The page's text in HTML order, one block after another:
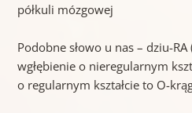
półkuli mózgowej
Podobne słowo u nas – dziu-RA
wgłębienie o nieregularnym
o regularnym kształcie to O-